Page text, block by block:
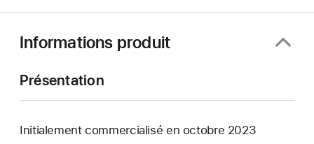
Informations produit
Présentation
Initialement commercialisé en octobre 2023